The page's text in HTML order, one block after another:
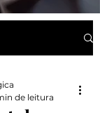
de leitura